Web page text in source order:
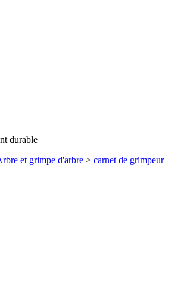
durable
et grimpe d'arbre > carnet de grimpeur